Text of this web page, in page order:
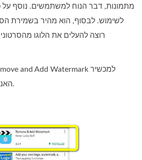
מתמונות, דבר הנוח למשתמשים. נוסף על
לשימוש. לבסוף, הוא מהיר בשמירת
רוצה להעלים את הלוגו
האנדרואיד שלך.